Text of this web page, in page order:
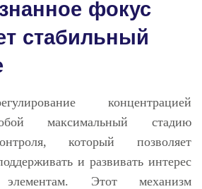
фокус
стабильный
концентрацией
максимальный стадию
который позволяет
и развивать интерес
Этот механизм